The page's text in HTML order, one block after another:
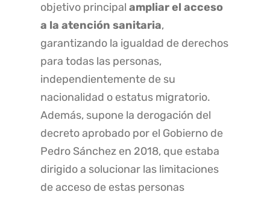
objetivo principalampliar el acceso
a la atención sanitaria,
garantizando la igualdad de derechos
para todas las personas,
independientemente de su
nacionalidad o estatus migratorio.
Además, supone la derogación del
decreto aprobado por el Gobierno de
Pedro Sánchez en 2018, que estaba
dirigido a solucionar las limitaciones
de acceso de estas personas